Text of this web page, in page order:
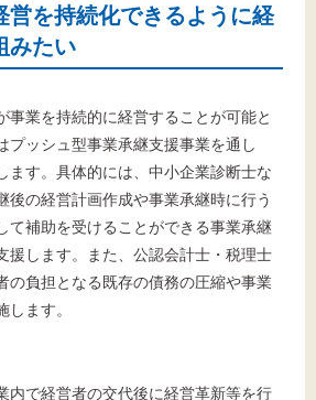
営を持続化できるように経
みたい
事業を持続的に経営することが可能と
プッシュ型事業承継支援事業を通し
ます。具体的には、中小企業診断士な
後の経営計画作成や事業承継時に行う
て補助を受けることができる事業承継
援します。また、公認会計士・税理士
の負担となる既存の債務の圧縮や事業
ます。
内で経営者の交代後に経営革新等を行